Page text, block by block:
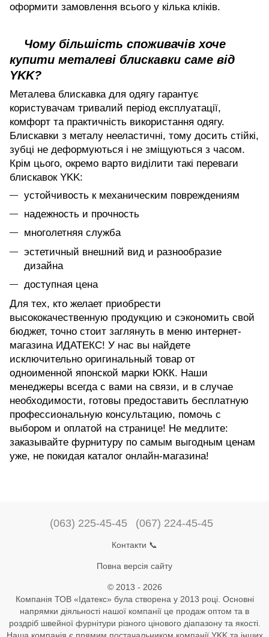
оформити замовлення всього у кілька кліків.
Чому більшість споживачів хоче
купити металеві блискавки саме від
YKK?
Металева блискавка для одягу гарантує
користувачам тривалий період експлуатації,
комфорт та практичність використання одягу.
Блискавки з металу нееластичні, тому досить стійкі,
зубці не деформуються і не зміщуються з часом.
Крім цього, окремо варто виділити такі переваги
блискавок YKK:
устойчивость к механическим повреждениям
надежность и прочность
многолетняя служба
эстетичный внешний вид и разнообразие
дизайна
доступная цена
Для тех, кто желает приобрести
высококачественную продукцию и сэкономить свой
бюджет, точно стоит заглянуть в меню интернет-
магазина ИДАТЕКС! У нас вы найдете
исключительно оригинальный товар от
одноименной японской марки ЮКК. Наши
менеджеры всегда с вами на связи, и в случае
необходимости, готовы предоставить бесплатную
профессиональную консультацию, помочь с
выбором и оплатой на странице! Не медлите:
заказывайте фурнитуру по самым выгодным ценам
уже, не покидая каталог онлайн-магазина!
(063) 225-45-45 (067) 224-45-45
Контакти 📞
Повна версія сайту
© 2013 - 2026
Компанія ТОВ «Ідатекс» була створена у 2013 році. Основні
напрямки діяльності нашої компанії це продаж оптом та в
роздріб швейної фурнітури різного цінового діапазону та якості.
Наша компанія є прямим постачальником компанії YKK та інших